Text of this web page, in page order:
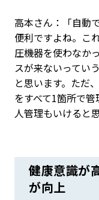
高本さん：「自動
便利ですよね。こ
圧機器を使わなか
スが来ないってい
と思います。ただ
をすべて1箇所で
人管理もいけると
健康意識が
が向上